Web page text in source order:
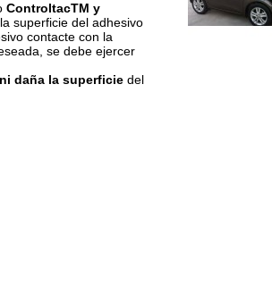
ControltacTM y
superficie del adhesivo
contacte con la
se debe ejercer
daña la superficiedel